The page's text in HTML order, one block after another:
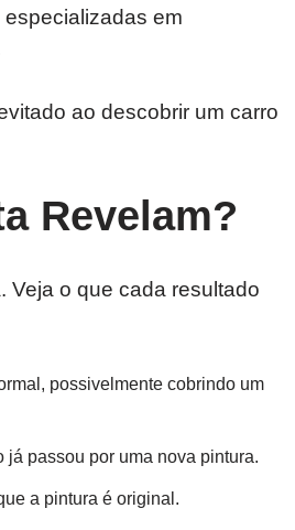
em
ao descobrir um carro
Revelam?
Veja o que cada resultado
possivelmente cobrindo um
já passou por uma nova pintura.
a pintura é original.